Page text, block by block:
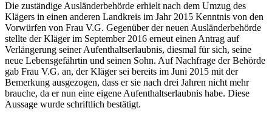
Die zuständige Ausländerbehörde erhielt nach dem Umzug des
Klägers in einen anderen Landkreis im Jahr 2015 Kenntnis von den
Vorwürfen von Frau V.G. Gegenüber der neuen Ausländerbehörde
stellte der Kläger im September 2016 erneut einen Antrag auf
Verlängerung seiner Aufenthaltserlaubnis, diesmal für sich, seine
neue Lebensgefährtin und seinen Sohn. Auf Nachfrage der Behörde
gab Frau V.G. an, der Kläger sei bereits im Juni 2015 mit der
Bemerkung ausgezogen, dass er sie nach drei Jahren nicht mehr
brauche, da er nun eine eigene Aufenthaltserlaubnis habe. Diese
Aussage wurde schriftlich bestätigt.